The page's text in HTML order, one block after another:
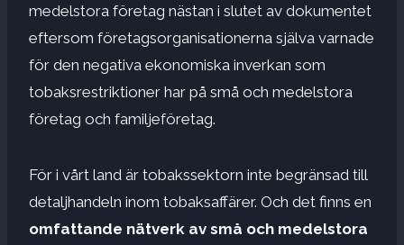
medelstora företag nästan i slutet av dokumentet
eftersom företagsorganisationerna själva varnade
för den negativa ekonomiska inverkan som
tobaksrestriktioner har på små och medelstora
företag och familjeföretag.
För i vårt land är tobakssektorn inte begränsad till
detaljhandeln inom tobaksaffärer. Och det finns en
omfattande nätverk av små och medelstora